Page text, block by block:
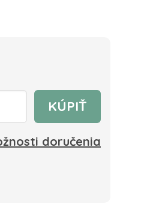
KÚPIŤ
doručenia